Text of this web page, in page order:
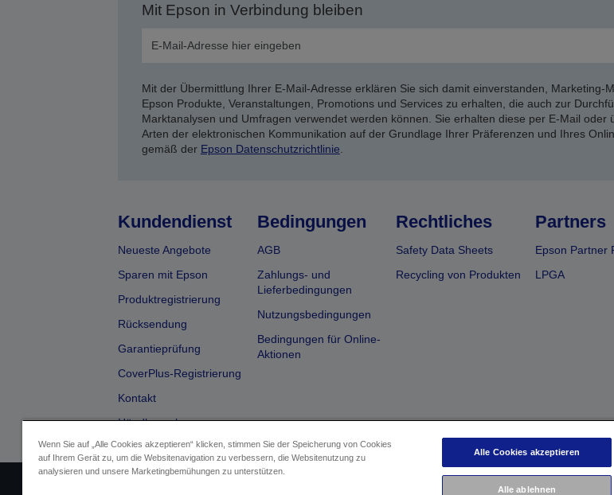
Mit Epson in Verbindung bleiben
Mit der Übermittlung Ihrer E-Mail-Adresse erklären Sie sich damit einverstanden, Marketing-
Epson Produkte, Veranstaltungen, Promotions und Services zu erhalten, die auch zur
Marktanalysen und Umfragen verwendet werden können. Sie erhalten diese per E-Mail oder
Arten der elektronischen Kommunikation auf der Grundlage Ihrer Präferenzen und Ihres
gemäß der Epson Datenschutzrichtlinie
Kundendienst
Neueste Angebote
Sparen mit Epson
Produktregistrierung
Rücksendung
Garantieprüfung
CoverPlus-Registrierung
Kontakt
Händlersuche
Bedingungen
AGB
Zahlungs- und
Lieferbedingungen
Nutzungsbedingungen
Bedingungen für Online-
Aktionen
Rechtliches
Safety Data Sheets
Recycling von Produkten
Partners
Epson Partner
LPGA
Datenschutzrichtlinie
Wenn Sie auf „Alle Cookies akzeptieren“ klicken, stimmen Sie der Speicherung von Cookies
auf Ihrem Gerät zu, um die Websitenavigation zu verbessern, die Websitenutzung zu
analysieren und unsere Marketingbemühungen zu unterstützen.
Alle Cookies akzeptieren
Alle ablehnen